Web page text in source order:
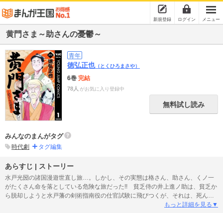
新規登録 ログイン メニュー
黄門さま～助さんの憂鬱～
青年
徳弘正也（とくひろまさや）
6巻 完結
78人 がお気に入り登録中
無料試し読み
みんなのまんがタグ
時代劇 タグ編集
あらすじ | ストーリー
水戸光圀の諸国漫遊世直し旅…。しかし、その実態は格さん、助さん、くノ一
がたくさん命を落としている危険な旅だった!! 貧乏侍の井上進ノ助は、貧乏か
ら脱却しようと水戸藩の剣術指南役の仕官試験に飛びつくが、それは、死ん
だ“助さん”に代わる、次の“助さん”を決める試験で…!? 光圀公の指示の許、残
もっと詳細を見る▼